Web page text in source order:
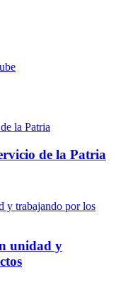
de la Patria
unidad y